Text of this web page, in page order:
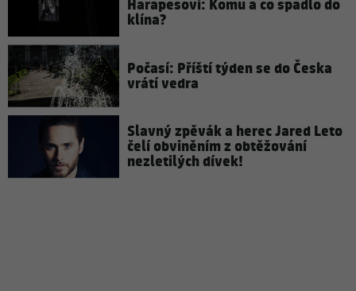
Harapesovi: Komu a co spadlo do
klína?
Počasí: Příští týden se do Česka
vrátí vedra
Slavný zpěvák a herec Jared Leto
čelí obviněním z obtěžování
nezletilých dívek!